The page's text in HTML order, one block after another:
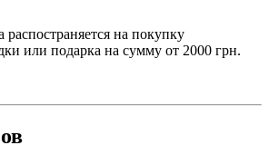
распостраняется на покупку
или подарка на сумму от 2000 грн.